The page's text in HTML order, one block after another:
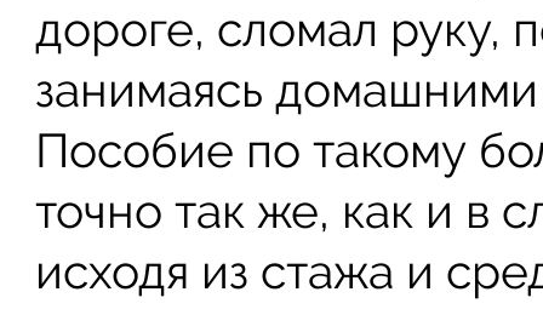
дороге, сломал руку,
занимаясь
Пособие по такому
точно так же, как и в
исходя из стажа и